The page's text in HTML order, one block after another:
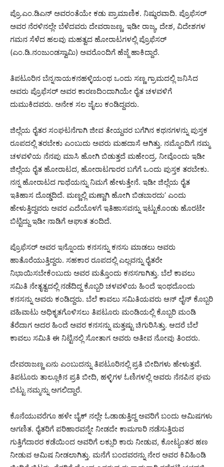
ಪ್ರೊ.ಎಂ.ಡಿಎನ್ ಅವರಂತೆಯೇ ಕಡು ಪ್ರಾಮಾಣಿಕ. ನಿಷ್ಠುರವಾದಿ. ಪ್ರೊಫೆಸರ್
ಅವರ ನೆರಳಿನಲ್ಲೇ ಬೆಳೆದವರು ದೇವರಾಜಣ್ಣ. ಇಡೀ ರಾಜ್ಯ, ದೇಶ, ವಿದೇಶಗಳ
ಗಮನ ಸೆಳೆದ ಹಲವು ಮಹತ್ವದ ಹೋರಾಟಗಳಲ್ಲಿ ಪ್ರೊಫೆಸರ್
(ಎಂ.ಡಿ.ನಂಜುಂಡಸ್ವಾಮಿ) ಅವರೊಂದಿಗೆ ಹೆಜ್ಜೆ ಹಾಕಿದ್ದಾರೆ.
ತಿಪಟೂರಿನ ಬೆನ್ನನಾಯಕನಹಳ್ಳಿಯಂಥ ಒಂದು ಸಣ್ಣ ಗ್ರಾಮದಲ್ಲಿ ಜನಿಸಿದ
ಅವರು ಪ್ರೊಫೆಸರ್ ಅವರ ಕಾರಣದಿಂದಾಗಿಯೇ ರೈತ ಚಳವಳಿಗೆ
ದುಮುಕಿದವರು. ಅನೇಕ ಸಲ ಜೈಲು ಕಂಡಿದ್ದವರು.
ಜಿಲ್ಲೆಯ ರೈತರ ಸಂಘಟನೆಗಾಗಿ ಜೀವ ತೇಯ್ದವರ ಬಗೆಗಿನ ಕಥನಗಳನ್ನು ಪುಸ್ತಕ
ರೂಪದಲ್ಲಿ ತರಬೇಕು ಎಂಬುದು ಅವರು ಮಹದಾಸೆ ಆಗಿತ್ತು. ನಮ್ಮೊಂದಿಗೆ ನಮ್ಮ
ಚಳವಳಿಯ ನೆನಪು ಮಾಸಿ ಹೋಗಿ ಬಿಡುತ್ತದೆ ಮಹೇಂದ್ರ. ನೀವೊಂದು ಇಡೀ
ಜಿಲ್ಲೆಯ ರೈತ ಹೋರಾಟದ, ಹೋರಾಟಗಾರರ ಬಗೆಗೆ ಒಂದು ಪುಸ್ತಕ ತರಬೇಕು.
ನನ್ನ ಹೋರಾಟದ ಗಾಥೆಯನ್ನು ನಿಮಗೆ ಹೇಳುತ್ತೇನೆ. ಇಡೀ ಜಿಲ್ಲೆಯ ರೈತ
ಇತಿಹಾಸ ದೊಡ್ಡದಿದೆ. ಮಣ್ಣಲ್ಲಿ ಮಣ್ಣಾಗಿ ಹೋಗಿ ಬಿಡಬಾರದು’ ಎಂದು
ಹೇಳುತ್ತಿದ್ದವರು ಅವರ ಎದೆಯೊಳಗೆ ಇತಿಹಾಸವನ್ನು ಇಟ್ಟುಕೊಂಡು ಹೊರಟೇ
ಬಿಟ್ಟಿದ್ದು ಇಡೀ ನಾಡಿಗೆ ಆಘಾತ ತಂದಿದೆ.
ಪ್ರೊಫೆಸರ್ ಅವರ ಇನ್ನೊಂದು ಕನಸನ್ನು ಕನಸು ಮಾಡಲು ಅವರು
ಹಾತೊರೆಯುತ್ತಿದ್ದರು. ಸಹಕಾರ ರೂಪದಲ್ಲಿ ಎಲ್ಲವನ್ನು ರೈತರೇ
ನಿಭಾಯಿಸಬೇಕೆಂಬುದು ಅವರ ಮತ್ತೊಂದು ಕನಸಗಾಗಿತ್ತು. ಬೆಲೆ ಕಾವಲು
ಸಮಿತಿ ನೇತೃತ್ವದಲ್ಲಿ ನಡೆದಿದ್ದ ಕೊಬ್ಬರಿ ಚಳವಳಿಯ ಹಿಂದೆ ಇಂಥದೊಂದು
ಕನಸನ್ನು ಅವರು ಕಂಡಿದ್ದರು. ಬೆಲೆ ಕಾವಲು ಸಮಿತಿಯವರು ಆನ್ ಲೈನ್ ಕೊಬ್ಬರಿ
ವಹಿವಾಟು ಅಧಿಕೃತಗೊಳಿಸಲು ತಿಪಟೂರು ಮಂಡಿಯಲ್ಲಿ ಕೊಬ್ಬರಿ ಮಂಡಿ
ತೆರೆದಾಗ ಅದರ ಹಿಂದೆ ಅವರ ಕನಸನ್ನು ಮತ್ತಷ್ಟು ಚಿಗುರಿಸಿತ್ತು. ಆದರೆ ಬೆಲೆ
ಕಾವಲು ಸಮಿತಿ ಈ ನಿಟ್ಟಿನಲ್ಲಿ ಸೋತಾಗ ಅವರು ಅತೀವ ನೋವು ತಿಂದರು.
ದೇವರಾಜಣ್ಣ ಏನು ಎಂಬುದನ್ನು ತಿಪಟೂರಿನಲ್ಲಿ ಪ್ರತಿ ಬೀದಿಗಳು ಹೇಳುತ್ತವೆ.
ತಿಪಟೂರು ತಾಲ್ಲೂಕಿನ ಪ್ರತಿ ಬೀದಿ, ಹಳ್ಳಿಗಳ ಓಣಿಗಳಲ್ಲಿ ಅವರು ನೆನಪಿನ ಘಮ
ಬಿಟ್ಟು ನಮ್ಮನ್ನು ಅಗಲಿದ್ದಾರೆ.
ಕೊನೆಯುವರೆಗೂ ಹಳೇ ಬೈಕ್ ನಲ್ಲೇ ಓಡಾಡುತ್ತಿದ್ದ ಅವರಿಗೆ ಬಂದು ಆಮಿಷಗಳು
ಅಗಣಿತ. ರೈತರಿಗೆ ಪರಿಹಾರವನ್ನೇ ನೀಡದೇ ಕಾಮಗಾರಿ ನಡೆಸುತ್ತಿರುವ
ಗುತ್ತಿಗೆದಾರರ ಕಡೆಯಿಂದ ಅವರಿಗೆ ಲಕ್ಸುರಿ ಕಾರು ನೀಡುವ, ಕೋಟ್ಯಂತರ ಹಣ
ನೀಡುವ ಆಮಿಷ ನೀಡಲಾಗಿತ್ತು. ಮನೆಗೆ ಬಂದವರನ್ನು ನೇರ ಅವರ ಕಿವಿಹಿಂಡಿ